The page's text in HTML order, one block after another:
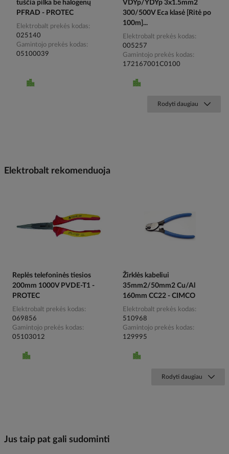
tuščia pilka be halogenų
PFRAD - PROTEC
Elektrobalt prekės kodas
025140
Gamintojo prekės kodas
05100039
VDYp/YDYp 3x1.5mm2
300/500V Eca klasė [Ritė po
100m]...
Elektrobalt prekės kodas
005257
Gamintojo prekės kodas
172167001C0100
Rodyti daugiau
Elektrobalt rekomenduoja
Replės telefoninės tiesios
200mm 1000V PVDE-T1 -
PROTEC
Elektrobalt prekės kodas
069856
Gamintojo prekės kodas
05103012
Žirklės kabeliui
35mm2/50mm2 Cu/Al
160mm CC22 - CIMCO
Elektrobalt prekės kodas
510968
Gamintojo prekės kodas
129995
Rodyti daugiau
Jus taip pat gali sudominti